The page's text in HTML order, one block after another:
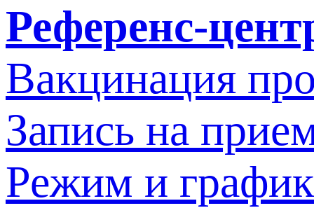
Референс-
Вакцинация
Запись на
Режим и